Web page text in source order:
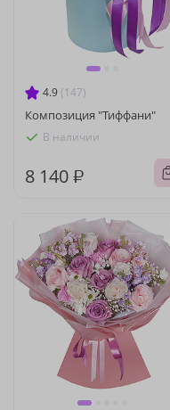
4.9 (147)
Композиция "Тиффани"
В наличии
8 140 ₽